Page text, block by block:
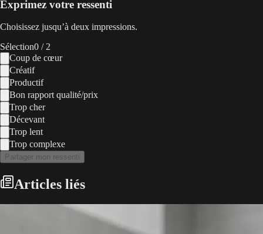
Exprimez votre ressenti
Choisissez jusqu’à deux impressions.
Sélection0 / 2
Coup de cœur
Créatif
Productif
Bon rapport qualité/prix
Trop cher
Décevant
Trop lent
Trop complexe
Partager mon ressenti
Articles liés